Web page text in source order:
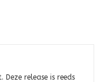
Deze release is reeds